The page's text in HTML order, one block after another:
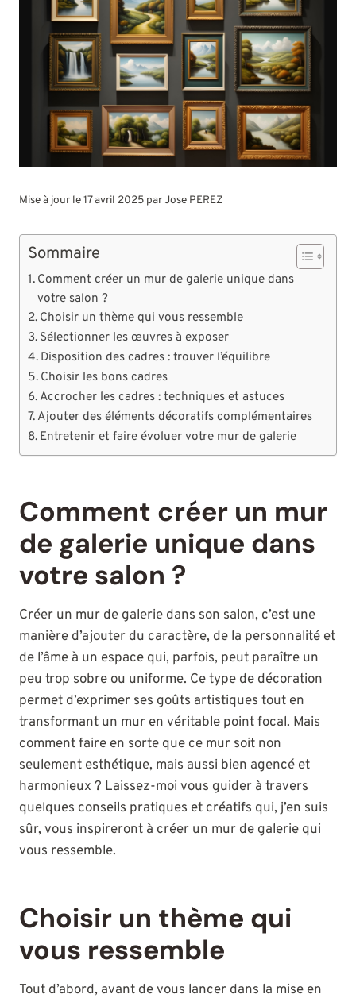
Mise à jour le 17 avril 2025 parJose PEREZ
Sommaire
Comment créer un mur de galerie unique dans
votre salon ?
Choisir un thème qui vous ressemble
Sélectionner les œuvres à exposer
Disposition des cadres : trouver l’équilibre
Choisir les bons cadres
Accrocher les cadres : techniques et astuces
Ajouter des éléments décoratifs complémentaires
Entretenir et faire évoluer votre mur de galerie
Comment créer un mur
de galerie unique dans
votre salon ?
Créer un mur de galerie dans son salon, c’est une
manière d’ajouter du caractère, de la personnalité et
de l’âme à un espace qui, parfois, peut paraître un
peu trop sobre ou uniforme. Ce type de décoration
permet d’exprimer ses goûts artistiques tout en
transformant un mur en véritable point focal. Mais
comment faire en sorte que ce mur soit non
seulement esthétique, mais aussi bien agencé et
harmonieux ? Laissez-moi vous guider à travers
quelques conseils pratiques et créatifs qui, j’en suis
sûr, vous inspireront à créer un mur de galerie qui
vous ressemble.
Choisir un thème qui
vous ressemble
Tout d’abord, avant de vous lancer dans la mise en